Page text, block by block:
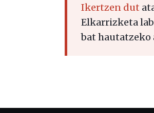
Ikertzen dut
Elkarrizketa
bat hautatzeko